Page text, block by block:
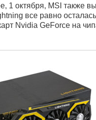
1 октября, MSI также
все равно
Nvidia GeForce на